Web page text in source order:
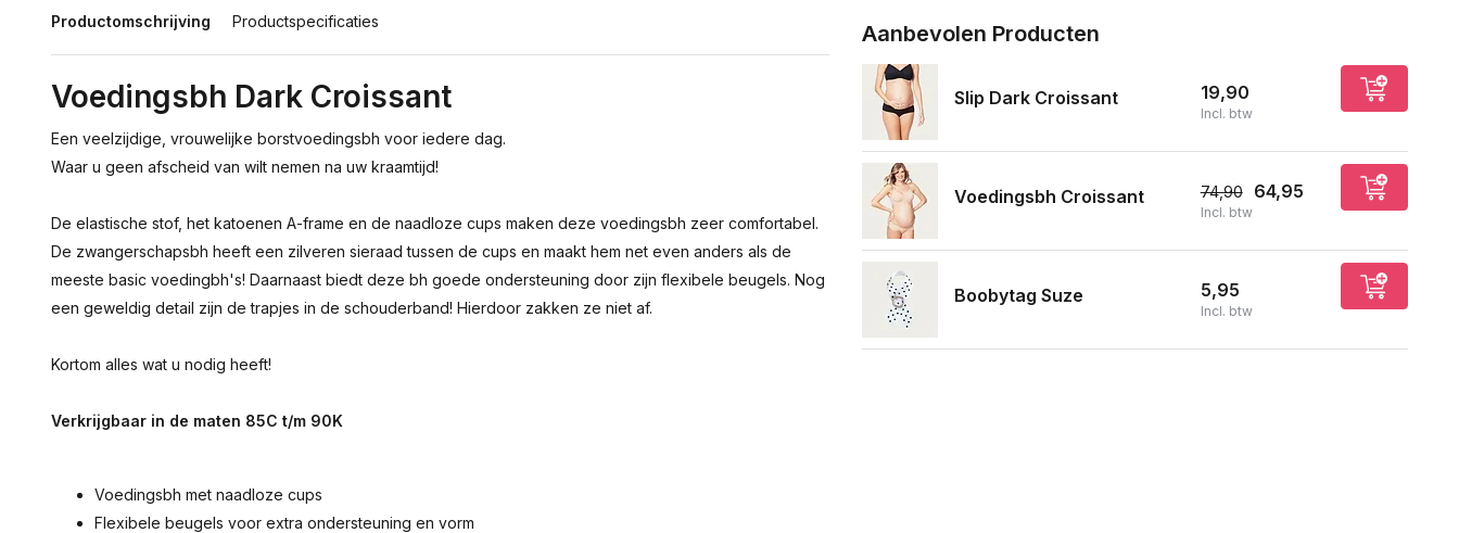
Productomschrijving Productspecificaties
Voedingsbh Dark Croissant
Een veelzijdige, vrouwelijke borstvoedingsbh voor iedere dag.
Waar u geen afscheid van wilt nemen na uw kraamtijd!
De elastische stof, het katoenen A-frame en de naadloze cups maken deze voedingsbh zeer comfortabel.
De zwangerschapsbh heeft een zilveren sieraad tussen de cups en maakt hem net even anders als de
meeste basic voedingbh's! Daarnaast biedt deze bh goede ondersteuning door zijn flexibele beugels. Nog
een geweldig detail zijn de trapjes in de schouderband! Hierdoor zakken ze niet af.
Kortom alles wat u nodig heeft!
Verkrijgbaar in de maten 85C t/m 90K
Voedingsbh met naadloze cups
Flexibele beugels voor extra ondersteuning en vorm
Aanbevolen Producten
Slip Dark Croissant 19,90
Incl. btw
Voedingsbh Croissant 74,90 64,95
Incl. btw
Boobytag Suze 5,95
Incl. btw